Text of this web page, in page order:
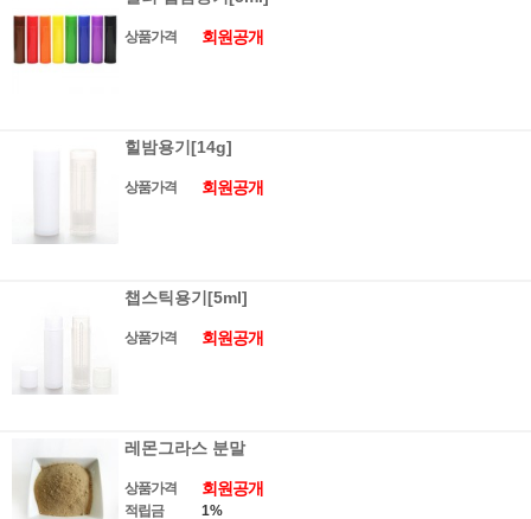
상품가격 회원공개
힐밤용기[14g]
상품가격 회원공개
챕스틱용기[5ml]
상품가격 회원공개
레몬그라스 분말
상품가격 회원공개
적립금 1%